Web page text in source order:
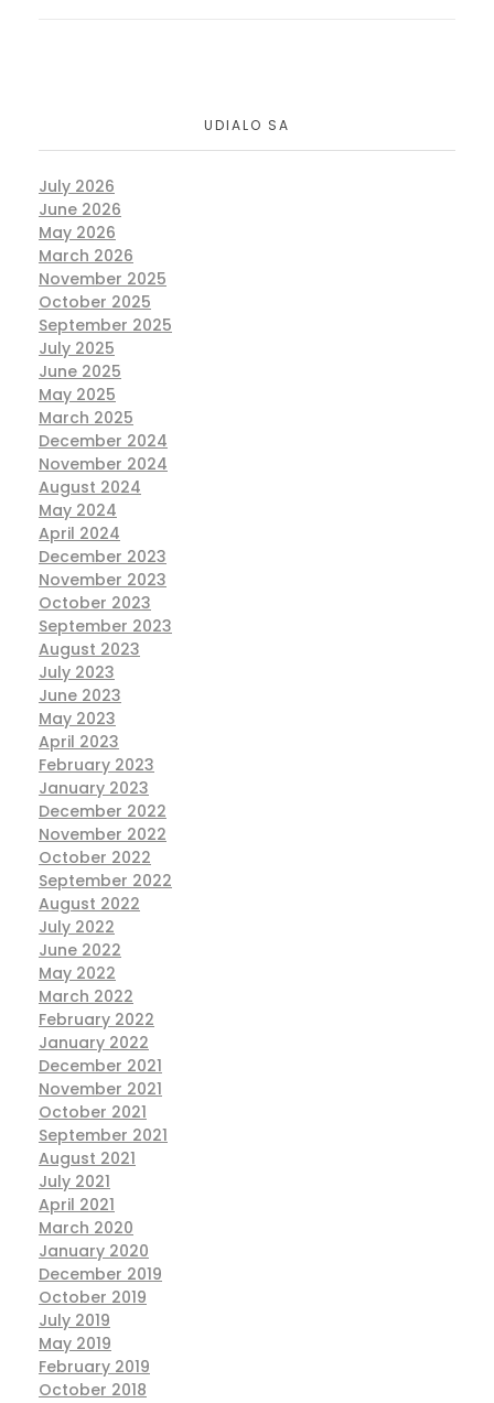
UDIALO SA
July 2026
June 2026
May 2026
March 2026
November 2025
October 2025
September 2025
July 2025
June 2025
May 2025
March 2025
December 2024
November 2024
August 2024
May 2024
April 2024
December 2023
November 2023
October 2023
September 2023
August 2023
July 2023
June 2023
May 2023
April 2023
February 2023
January 2023
December 2022
November 2022
October 2022
September 2022
August 2022
July 2022
June 2022
May 2022
March 2022
February 2022
January 2022
December 2021
November 2021
October 2021
September 2021
August 2021
July 2021
April 2021
March 2020
January 2020
December 2019
October 2019
July 2019
May 2019
February 2019
October 2018